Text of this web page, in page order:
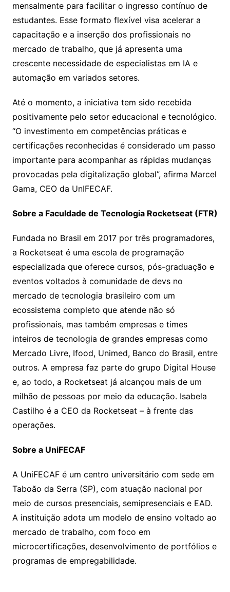
mensalmente para facilitar o ingresso contínuo de
estudantes. Esse formato flexível visa acelerar a
capacitação e a inserção dos profissionais no
mercado de trabalho, que já apresenta uma
crescente necessidade de especialistas em IA e
automação em variados setores.
Até o momento, a iniciativa tem sido recebida
positivamente pelo setor educacional e tecnológico.
“O investimento em competências práticas e
certificações reconhecidas é considerado um passo
importante para acompanhar as rápidas mudanças
provocadas pela digitalização global”, afirma Marcel
Gama, CEO da UnIFECAF.
Sobre a Faculdade de Tecnologia Rocketseat (FTR)
Fundada no Brasil em 2017 por três programadores,
a Rocketseat é uma escola de programação
especializada que oferece cursos, pós-graduação e
eventos voltados à comunidade de devs no
mercado de tecnologia brasileiro com um
ecossistema completo que atende não só
profissionais, mas também empresas e times
inteiros de tecnologia de grandes empresas como
Mercado Livre, Ifood, Unimed, Banco do Brasil, entre
outros. A empresa faz parte do grupo Digital House
e, ao todo, a Rocketseat já alcançou mais de um
milhão de pessoas por meio da educação. Isabela
Castilho é a CEO da Rocketseat – à frente das
operações.
Sobre a UniFECAF
A UniFECAF é um centro universitário com sede em
Taboão da Serra (SP), com atuação nacional por
meio de cursos presenciais, semipresenciais e EAD.
A instituição adota um modelo de ensino voltado ao
mercado de trabalho, com foco em
microcertificações, desenvolvimento de portfólios e
programas de empregabilidade.